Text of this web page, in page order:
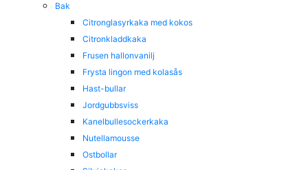
Bak
Citronglasyrkaka med kokos
Citronkladdkaka
Frusen hallonvanilj
Frysta lingon med kolasås
Hast-bullar
Jordgubbsviss
Kanelbullesockerkaka
Nutellamousse
Ostbollar